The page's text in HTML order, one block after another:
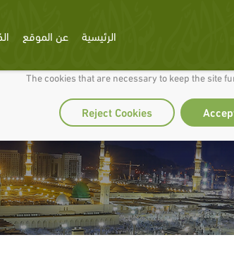
We use cookies to make our site work well for you and
The cookies that are necessary to keep the site
Reject Cookies
الرئيسية عن الموقع